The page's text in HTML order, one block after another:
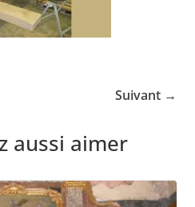
Suivant →
aussi aimer